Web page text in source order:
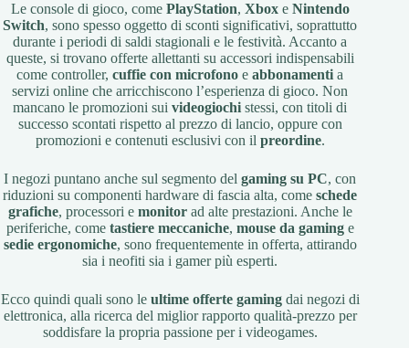
Le console di gioco, come PlayStation, Xbox e Nintendo
Switch, sono spesso oggetto di sconti significativi, soprattutto
durante i periodi di saldi stagionali e le festività. Accanto a
queste, si trovano offerte allettanti su accessori indispensabili
come controller,cuffie con microfono eabbonamentia
servizi online che arricchiscono l’esperienza di gioco. Non
mancano le promozioni suivideogiochistessi, con titoli di
successo scontati rispetto al prezzo di lancio, oppure con
promozioni e contenuti esclusivi con il preordine.
I negozi puntano anche sul segmento delgaming su PC, con
riduzioni su componenti hardware di fascia alta, comeschede
grafiche, processori e monitor ad alte prestazioni. Anche le
periferiche, come tastiere meccaniche, mouse da gaminge
sedie ergonomiche, sono frequentemente in offerta, attirando
sia i neofiti sia i gamer più esperti.
Ecco quindi quali sono le ultime offerte gamingdai negozi di
elettronica, alla ricerca del miglior rapporto qualità-prezzo per
soddisfare la propria passione per i videogames.